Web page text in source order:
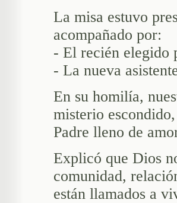
La misa estuvo
acompañado por:
- El recién elegido
- La nueva
En su homilía,
misterio
Padre lleno de
Explicó que Dios
comunidad,
están llamados a